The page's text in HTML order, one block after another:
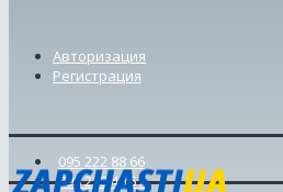
Авторизация
Регистрация
095 222 88 66
098 239 46 57